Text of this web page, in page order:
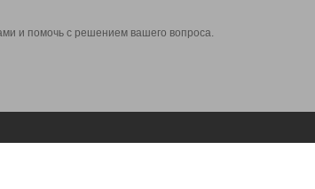
и помочь с решением вашего вопроса.